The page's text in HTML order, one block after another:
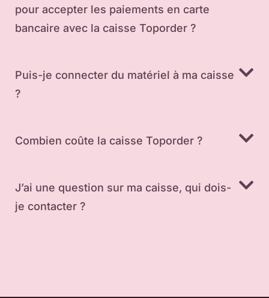
pour accepter les paiements en carte
bancaire avec la caisse Toporder ?
Puis-je connecter du matériel à ma caisse
?
Combien coûte la caisse Toporder ?
J’ai une question sur ma caisse, qui dois-
je contacter ?